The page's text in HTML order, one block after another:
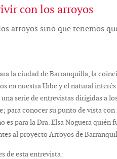
con los arroyos
arroyos sino que tenemos
la ciudad de Barranquilla, la
nuestra Urbe y el natural interés
serie de entrevistas dirigidas a
conocer su punto de vista
para la Dra. Elsa Noguera quién
al proyecto Arroyos de
de esta entrevista: